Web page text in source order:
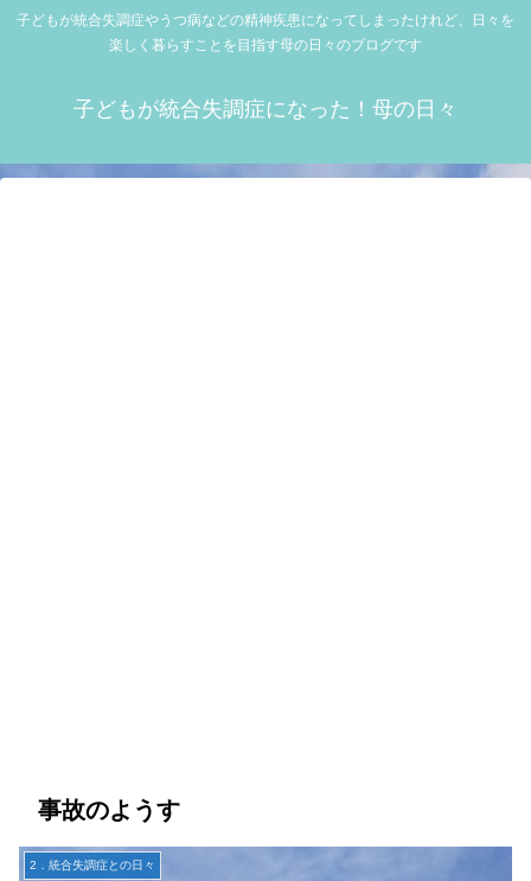
子どもが統合失調症やうつ病などの精神疾患になってしまったけれど、日々を
楽しく暮らすことを目指す母の日々のブログです
子どもが統合失調症になった！母の日々
事故のようす
2．統合失調症との日々